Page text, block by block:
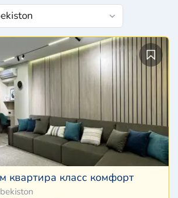
City 2 ком квартира класс комфорт